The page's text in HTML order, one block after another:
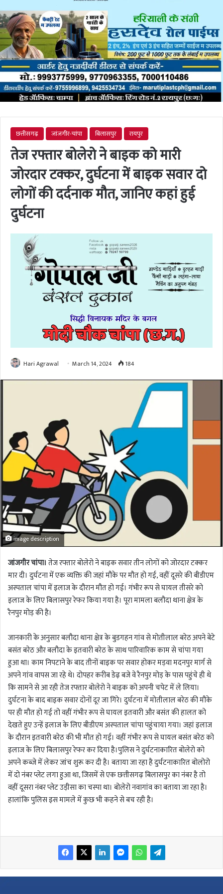
छत्तीसगढ़ जांजगीर-चांपा बिलासपुर रायपुर
तेज रफ्तार बोलेरो ने बाइक को मारी
जोरदार टक्कर, दुर्घटना में बाइक सवार दो
लोगों की दर्दनाक मौत, जानिए कहां हुई
दुर्घटना
Hari Agrawal March 14, 2024 184
image description
जांजगीर चांपा। तेज रफ्तार बोलेरो ने बाइक सवार तीन लोगों को जोरदार टक्कर
मार दी। दुर्घटना में एक व्यक्ति की जहां मौके पर मौत हो गई, वहीं दूसरे की बीडीएम
अस्पताल चांपा में इलाज के दौरान मौत हो गई। गंभीर रूप से घायल तीसरे को
इलाज के लिए बिलासपुर रेफर किया गया है। पूरा मामला बलौदा थाना क्षेत्र के
रैनपुर मोड़ की है।
जानकारी के अनुसार बलौदा थाना क्षेत्र के बुडगहन गांव से मोतीलाल बरेठ अपने बेटे
बसंत बरेठ और बलौदा के इतवारी बरेठ के साथ पारिवारिक काम से चांपा गया
हुआ था। काम निपटाने के बाद तीनों बाइक पर सवार होकर मड़वा मदनपुर मार्ग से
अपने गांव वापस जा रहे थे। दोपहर करीब डेढ़ बजे वे रैनपुर मोड़ के पास पहुंचे ही थे
कि सामने से आ रही तेज रफ्तार बोलेरो ने बाइक को अपनी चपेट में ले लिया।
दुर्घटना के बाद बाइक सवार दोनों दूर जा गिरे। दुर्घटना में मोतीलाल बरेठ की मौके
पर ही मौत हो गई तो वहीं गंभीर रूप से घायल इतवारी और बसंत की हालत को
देखते हुए उन्हें इलाज के लिए बीडीएम अस्पताल चांपा पहुंचाया गया। जहां इलाज
के दौरान इतवारी बरेठ की भी मौत हो गई। वहीं गंभीर रूप से घायल बसंत बरेठ को
इलाज के लिए बिलासपुर रेफर कर दिया है।पुलिस ने दुर्घटनाकारित बोलेरो को
अपने कब्जे में लेकर जांच शुरू कर दी है। बताया जा रहा है दुर्घटनाकारित बोलोरो
में दो नंबर प्लेट लगा हुआ था, जिसमें से एक छत्तीसगढ़ बिलासपुर का नंबर है तो
वहीं दूसरा नंबर प्लेट उड़ीसा का चस्पा था। बोलेरो नवागांव का बताया जा रहा है।
हालांकि पुलिस इस मामले में कुछ भी कहने से बच रही है।